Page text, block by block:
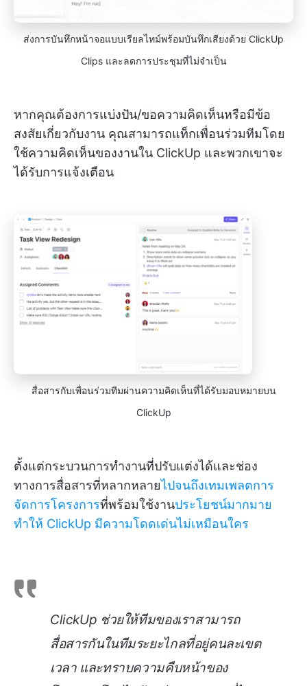
ส่งการบันทึกหน้าจอแบบเรียลไทม์พร้อมบันทึกเสียงด้วย ClickUp
Clips และลดการประชุมที่ไม่จำเป็น
หากคุณต้องการแบ่งปัน/ขอความคิดเห็นหรือมีข้อ
สงสัยเกี่ยวกับงาน คุณสามารถแท็กเพื่อนร่วมทีมโดย
ใช้ความคิดเห็นของงานใน ClickUp และพวกเขาจะ
ได้รับการแจ้งเตือน
สื่อสารกับเพื่อนร่วมทีมผ่านความคิดเห็นที่ได้รับมอบหมายบน
ClickUp
ตั้งแต่กระบวนการทำงานที่ปรับแต่งได้และช่อง
ทางการสื่อสารที่หลากหลายไปจนถึงเทมเพลตการ
จัดการโครงการที่พร้อมใช้งานประโยชน์มากมาย
ทำให้ ClickUp มีความโดดเด่นไม่เหมือนใคร
ClickUp ช่วยให้ทีมของเราสามารถ
สื่อสารกันในทีมระยะไกลที่อยู่คนละเขต
เวลา และทราบความคืบหน้าของ